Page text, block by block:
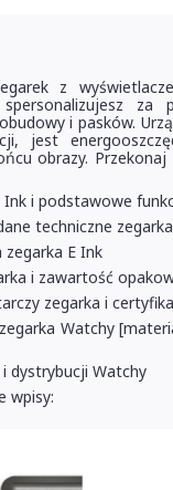
z
spersonalizujesz za
i pasków.
jest
obrazy.
Ink i podstawowe
techniczne
zegarka E Ink
i zawartość
zegarka i
Watchy
dystrybucji Watchy
wpisy: